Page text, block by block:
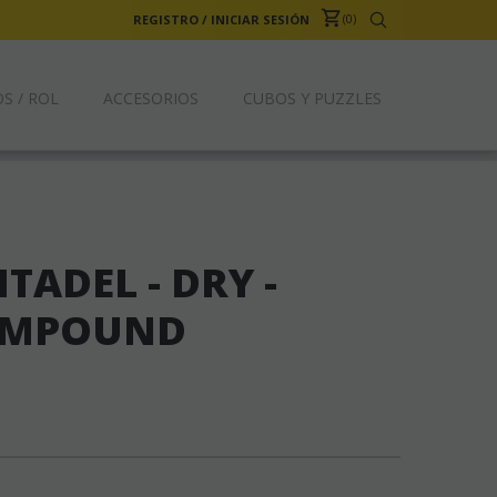
REGISTRO / INICIAR SESIÓN 0
/ ROL ACCESORIOS CUBOS Y PUZZLES
- DRY -